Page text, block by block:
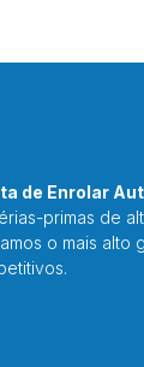
de Enrolar
primas de
o mais alto